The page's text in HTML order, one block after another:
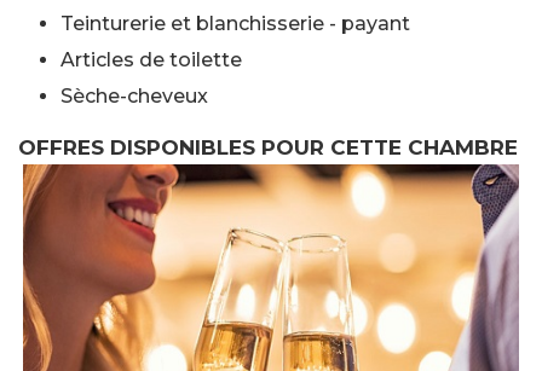
Teinturerie et blanchisserie - payant
Articles de toilette
Sèche-cheveux
OFFRES DISPONIBLES POUR CETTE CHAMBRE